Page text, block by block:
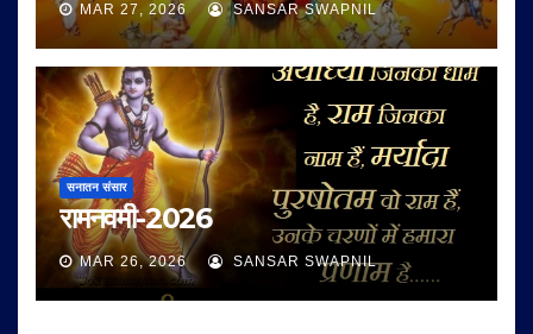
MAR 27, 2026 SANSAR SWAPNIL
सनातन संसार
रामनवमी-2026
MAR 26, 2026 SANSAR SWAPNIL